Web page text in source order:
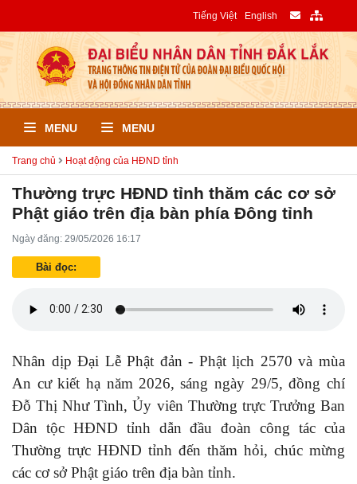
Tiếng Việt English
MENU MENU
Trang chủ Hoạt động của HĐND tỉnh
Thường trực HĐND tỉnh thăm các cơ sở
Phật giáo trên địa bàn phía Đông tỉnh
Ngày đăng: 29/05/2026 16:17
Bài đọc:
Nhân dịp Đại Lễ Phật đản - Phật lịch 2570 và mùa
An cư kiết hạ năm 2026, sáng ngày29/5, đồng chí
Đỗ Thị Như Tình, Ủy viên Thường trực Trưởng Ban
Dân tộc HĐND tỉnh dẫn đầu đoàn công tác của
Thường trực HĐND tỉnh đến thăm hỏi, chúc mừng
các cơ sở Phật giáo trên địa bàn tỉnh.